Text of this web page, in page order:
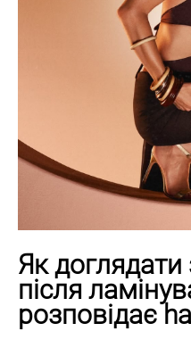
Як
після
розповідає